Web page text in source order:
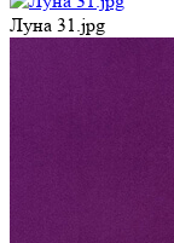
Луна 31.jpg